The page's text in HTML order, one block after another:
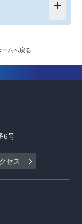
ームへ戻る
6号
セス